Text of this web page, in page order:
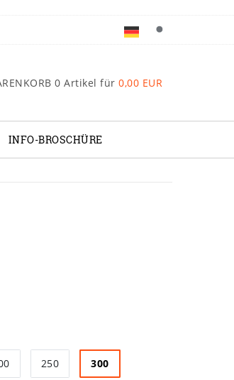
0 Artikel für 0,00 EUR
INFO-BROSCHÜRE
250 300